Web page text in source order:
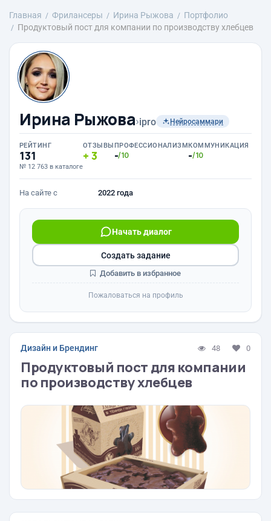
Главная Фрилансеры Ирина Рыжова
Портфолио
Продуктовый пост для компании по производству хлебцев
Ирина Рыжова›ipro Нейросаммари
РЕЙТИНГ
131
№ 12 763 в каталоге
ОТЗЫВЫ
3
ПРОФЕССИОНАЛИЗМ
-/10
КОММУНИКАЦИЯ
-/10
На сайте с 2022 года
Начать диалог
Создать задание
Добавить в избранное
Пожаловаться на профиль
Дизайн и Брендинг 48 0
Продуктовый пост для компании
по производству хлебцев